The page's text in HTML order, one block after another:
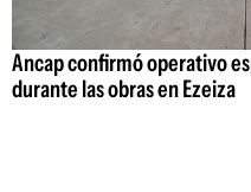
Ancap confirmó operativo
durante las obras en Ezeiza